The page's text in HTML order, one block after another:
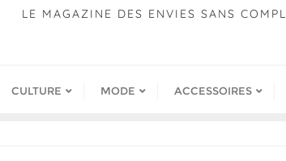
LE MAGAZINE DES ENVIES SANS
CULTURE MODE ACCESSOIRES